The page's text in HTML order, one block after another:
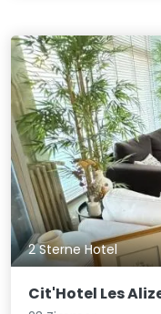
2 Sterne Hotel
Cit'Hotel Les